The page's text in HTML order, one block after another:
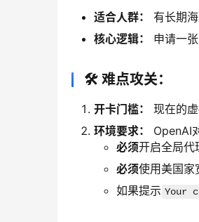
适合人群：
有长期
核心逻辑：
申请一
🛠️ 难点攻关：
开卡门槛：
现在的
环境要求：
OpenAI
必须开启全局代
必须使用美国家
如果提示 Your